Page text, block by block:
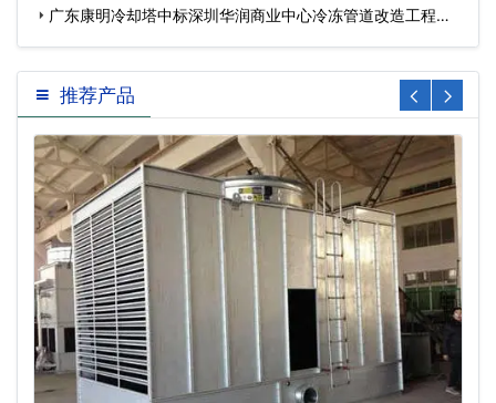
广东康明冷却塔中标深圳华润商业中心冷冻管道改造工程…
推荐产品